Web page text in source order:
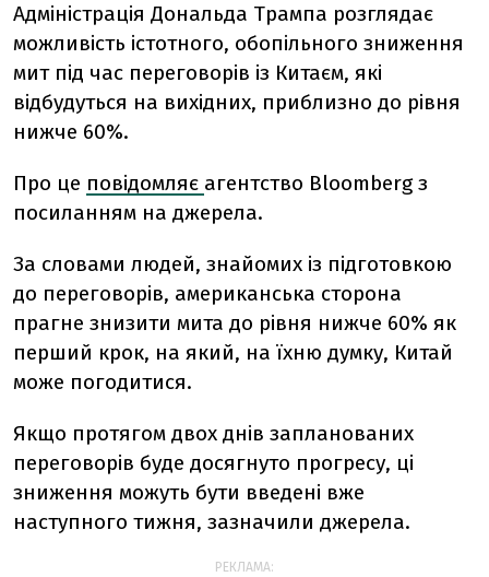
Адміністрація Дональда Трампа розглядає
можливість істотного, обопільного зниження
мит під час переговорів із Китаєм, які
відбудуться на вихідних, приблизно до рівня
нижче 60%.
Про це повідомляє агентство Bloomberg з
посиланням на джерела.
За словами людей, знайомих із підготовкою
до переговорів, американська сторона
прагне знизити мита до рівня нижче 60% як
перший крок, на який, на їхню думку, Китай
може погодитися.
Якщо протягом двох днів запланованих
переговорів буде досягнуто прогресу, ці
зниження можуть бути введені вже
наступного тижня, зазначили джерела.
РЕКЛАМА: